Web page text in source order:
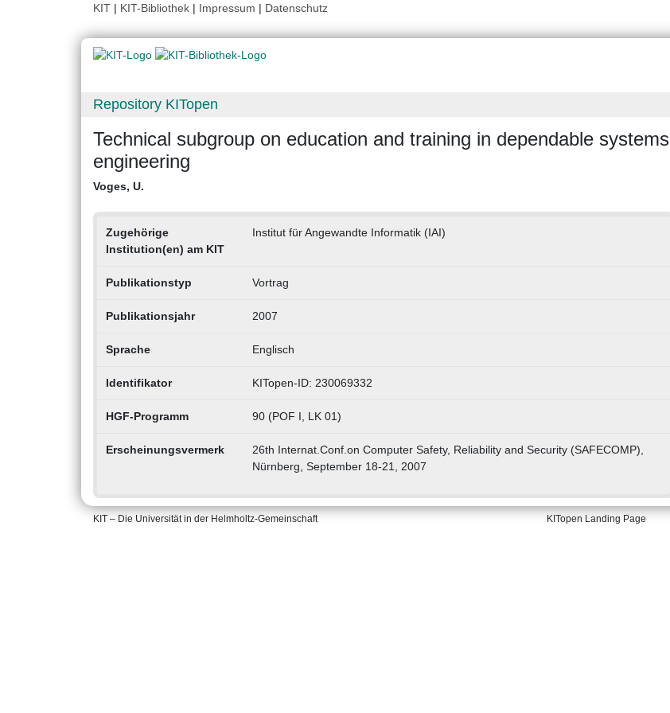
KIT | KIT-Bibliothek | Impressum | Datenschutz
Repository KITopen
Technical subgroup on education and training in dependable systems
engineering
Voges, U.
Zugehörige
Institution(en) am KIT
Institut für Angewandte Informatik (IAI)
Publikationstyp Vortrag
Publikationsjahr 2007
Sprache Englisch
Identifikator KITopen-ID: 230069332
HGF-Programm 90 (POF I, LK 01)
Erscheinungsvermerk
26th Internat.Conf.on Computer Safety, Reliability and Security (SAFECOMP),
Nürnberg, September 18-21, 2007
KIT – Die Universität in der Helmholtz-Gemeinschaft KITopen Landing Page